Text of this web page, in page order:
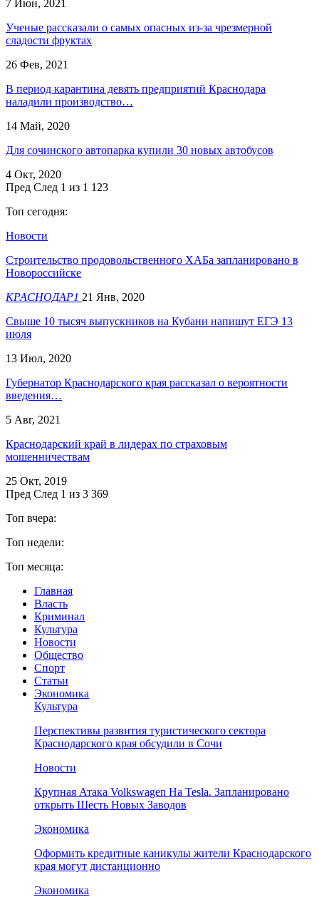
7 Июн, 2021
Ученые рассказали о самых опасных из-за чрезмерной
сладости фруктах
26 Фев, 2021
В период карантина девять предприятий Краснодара
наладили производство…
14 Май, 2020
Для сочинского автопарка купили 30 новых автобусов
4 Окт, 2020
Пред След 1 из 1 123
Топ сегодня:
Новости
Строительство продовольственного ХАБа запланировано в
Новороссийске
КРАСНОДАР1 21 Янв, 2020
Свыше 10 тысяч выпускников на Кубани напишут ЕГЭ 13
июля
13 Июл, 2020
Губернатор Краснодарского края рассказал о вероятности
введения…
5 Авг, 2021
Краснодарский край в лидерах по страховым
мошенничествам
25 Окт, 2019
Пред След 1 из 3 369
Топ вчера:
Топ недели:
Топ месяца:
Главная
Власть
Криминал
Культура
Новости
Общество
Спорт
Статьи
Экономика
Культура
Перспективы развития туристического сектора
Краснодарского края обсудили в Сочи
Новости
Крупная Атака Volkswagen На Tesla. Запланировано
открыть Шесть Новых Заводов
Экономика
Оформить кредитные каникулы жители Краснодарского
края могут дистанционно
Экономика